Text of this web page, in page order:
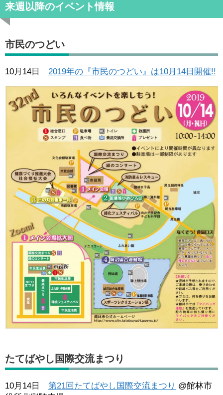
来週以降のイベント情報
市民のつどい
10月14日 2019年の『市民のつどい』は10月14日開催!!
たてばやし国際交流まつり
10月14日 第21回たてばやし国際交流まつり @館林市